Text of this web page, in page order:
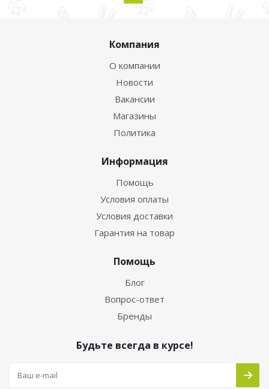
Компания
О компании
Новости
Вакансии
Магазины
Политика
Информация
Помощь
Условия оплаты
Условия доставки
Гарантия на товар
Помощь
Блог
Вопрос-ответ
Бренды
Будьте всегда в курсе!